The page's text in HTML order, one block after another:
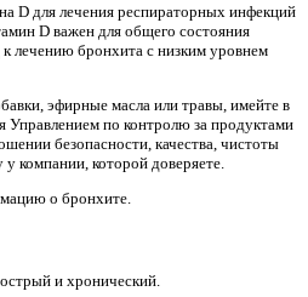
D для лечения респираторных инфекций
D важен для общего состояния
к лечению бронхита с низким уровнем
эфирные масла или травы, имейте в
Управлением по контролю за продуктами
безопасности, качества, чистоты
компании, которой доверяете.
о бронхите.
и хронический.